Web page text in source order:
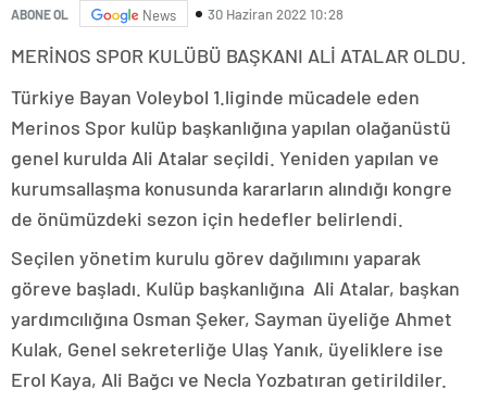
ABONE OL News 30 Haziran 2022 10:28
MERİNOS SPOR KULÜBÜ BAŞKANI ALİ ATALAR OLDU.
Türkiye Bayan Voleybol 1.liginde mücadele eden
Merinos Spor kulüp başkanlığına yapılan olağanüstü
genel kurulda Ali Atalar seçildi. Yeniden yapılan ve
kurumsallaşma konusunda kararların alındığı kongre
de önümüzdeki sezon için hedefler belirlendi.
Seçilen yönetim kurulu görev dağılımını yaparak
göreve başladı. Kulüp başkanlığına Ali Atalar, başkan
yardımcılığına Osman Şeker, Sayman üyeliğe Ahmet
Kulak, Genel sekreterliğe Ulaş Yanık, üyeliklere ise
Erol Kaya, Ali Bağcı ve Necla Yozbatıran getirildiler.